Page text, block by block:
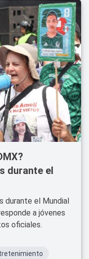
durante el
durante el Mundial
a jóvenes
oficiales.